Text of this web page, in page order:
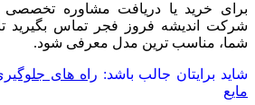
برای خرید یا دریافت مشاوره تخصصی
شرکت اندیشه فروز فجر تماس بگیرید
شما، مناسب‌ ترین مدل معرفی شود.
شاید برایتان جالب باشد: راه های
مایع